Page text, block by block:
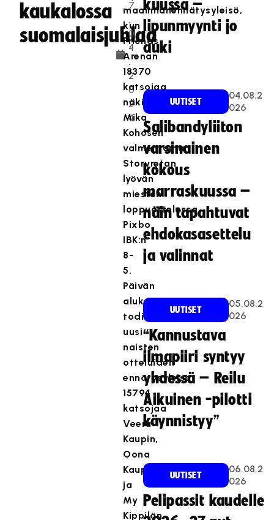
kaukalossa
suomalaisjuhlaa
7
.
0
4
.
2
0
2
4
maailmanennätysyleisö,
kun
Friends
Arenan
18370
katsojaa
näki
Mika
Kohosen
valmentaman
Storvretan
lyövän
miesten
loppuottelussa
Pixbo
IBK:n
8-
5.
Päivän
aluksi
todisti
uusi
naisten
otteluiden
ennätysyleisö
15794
katsojaa
Veera
Kaupin,
Oona
Kaupin
ja
My
Kippilän
kuussa –
lipunmyynti jo
auki
UUTISET
04.08.2
026
Salibandyliiton
varsinainen
kokous
marraskuussa –
näin tapahtuvat
ehdokasasettelu
ja valinnat
UUTISET
05.08.2
026
“Kannustava
ilmapiiri syntyy
yhdessä – Reilu
Aikuinen -pilotti
käynnistyy”
UUTISET
06.08.2
026
Pelipassit kaudelle